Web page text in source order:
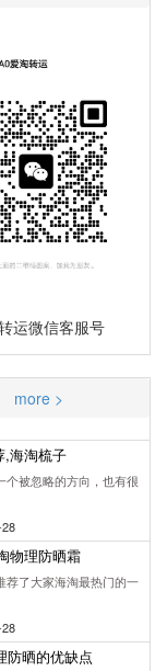
运微信客服号
more >
,海淘梳子
个被忽略的方向，也有很
物理防晒霜
荐了大家海淘最热门的一
防晒的优缺点